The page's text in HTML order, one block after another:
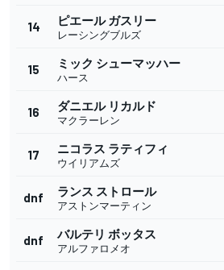
14 ピエール ガスリー
レーシングブルズ
15 ミック シューマッハー
ハース
16 ダニエル リカルド
マクラーレン
17 ニコラス ラティフィ
ウイリアムズ
dnf ランス ストロール
アストンマーティン
dnf バルテリ ボッタス
アルファロメオ